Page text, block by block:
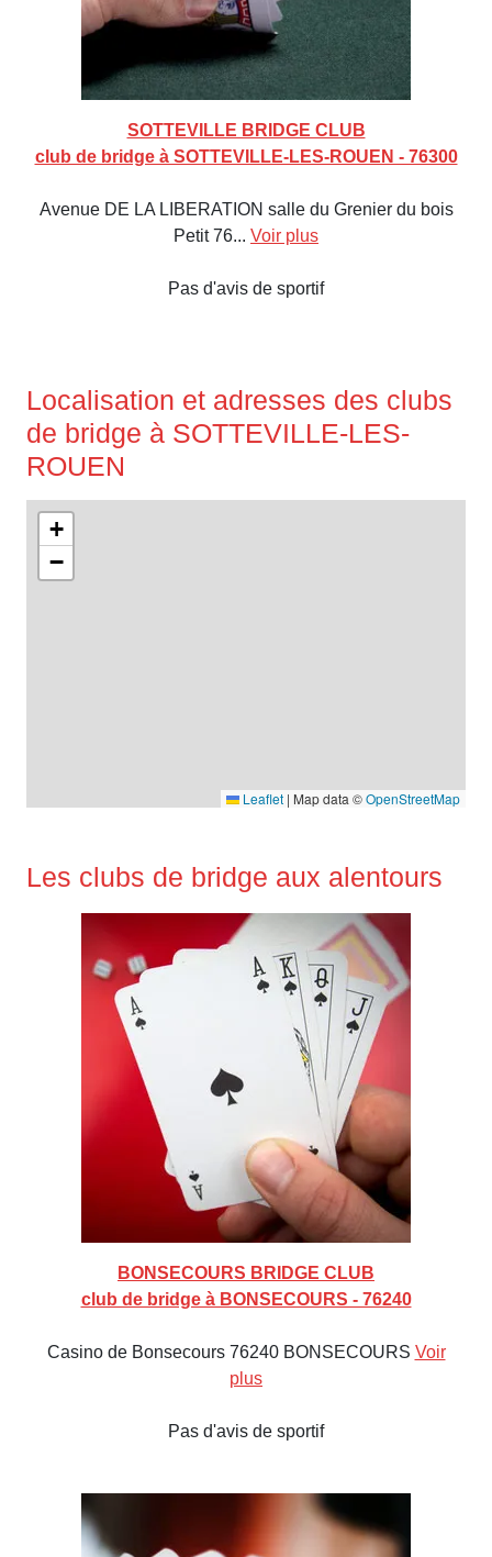
SOTTEVILLE BRIDGE CLUB
club de bridge à SOTTEVILLE-LES-ROUEN - 76300
Avenue DE LA LIBERATION salle du Grenier du bois
Petit 76... Voir plus
Pas d'avis de sportif
Localisation et adresses des clubs
de bridge à SOTTEVILLE-LES-
ROUEN
+
−
Leaflet | Map data ©OpenStreetMap
Les clubs de bridge aux alentours
BONSECOURS BRIDGE CLUB
club de bridge à BONSECOURS - 76240
Casino de Bonsecours 76240 BONSECOURS Voir
plus
Pas d'avis de sportif